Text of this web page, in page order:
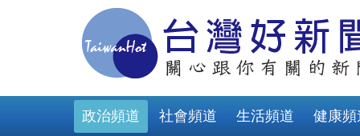
政治頻道 社會頻道 生活頻道 健康頻